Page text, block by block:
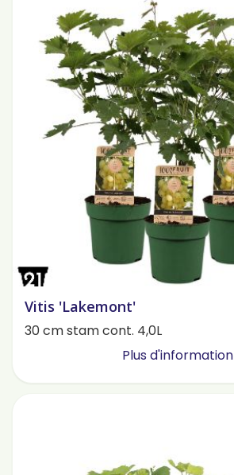
Vitis 'Lakemont'
30 cm stam cont. 4,0L
Plus d'information